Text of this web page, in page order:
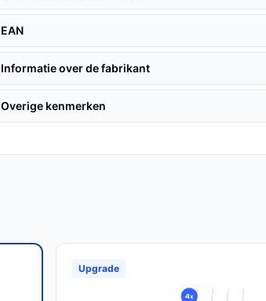
EAN
Informatie over de fabrikant
Overige kenmerken
Upgrade